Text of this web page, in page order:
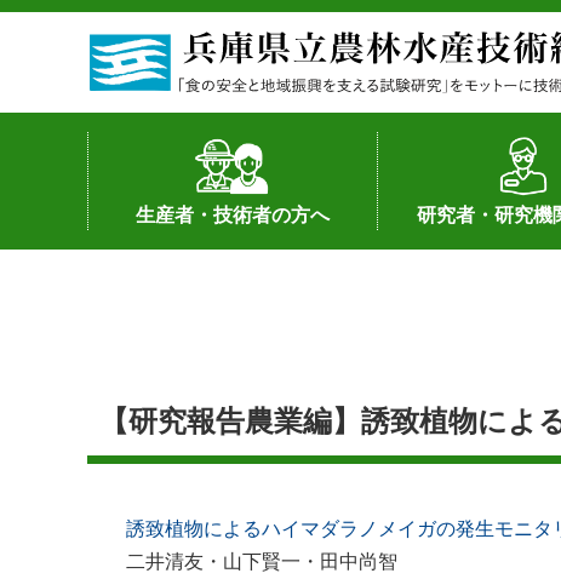
生産者・技術者の方へ
土地利用型作物
野菜
果樹・花き
加工・流通
経営･現地情報
環境病害虫
畜産
森林林業
水産
基幹種雄牛の紹介
研究者・研究機
研究者の紹介
シーズ研究の成果
産学官連携
知的財産の保有状
知的財産の保有状
研究員の受入
研究活動不正行為
公的研究資金への
【研究報告農業編】誘致植物に
誘致植物によるハイマダラノメイガの発生モニタ
二井清友・山下賢一・田中尚智